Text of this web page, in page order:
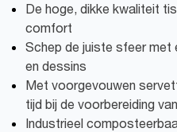
De hoge, dikke kwaliteit
comfort
Schep de juiste sfeer met
en dessins
Met voorgevouwen
tijd bij de voorbereiding
Industrieel